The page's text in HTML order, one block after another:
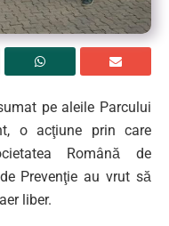
pe aleile Parcului
o acţiune prin care
Română de
Prevenţie au vrut să
liber.